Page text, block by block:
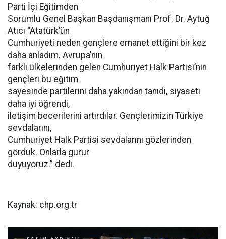
Parti İçi Eğitimden
Sorumlu Genel Başkan Başdanışmanı Prof. Dr. Aytuğ
Atıcı “Atatürk’ün
Cumhuriyeti neden gençlere emanet ettiğini bir kez
daha anladım. Avrupa’nın
farklı ülkelerinden gelen Cumhuriyet Halk Partisi’nin
gençleri bu eğitim
sayesinde partilerini daha yakından tanıdı, siyaseti
daha iyi öğrendi,
iletişim becerilerini artırdılar. Gençlerimizin Türkiye
sevdalarını,
Cumhuriyet Halk Partisi sevdalarını gözlerinden
gördük. Onlarla gurur
duyuyoruz.” dedi.
Kaynak: chp.org.tr